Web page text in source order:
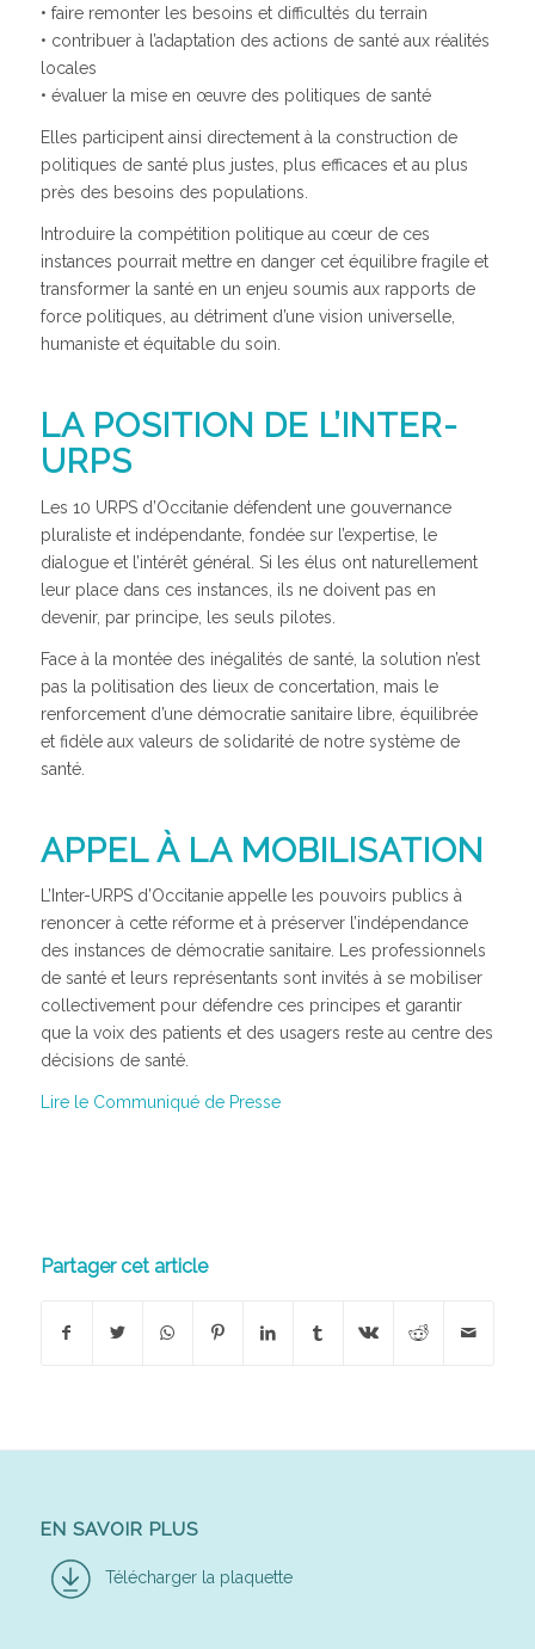
• faire remonter les besoins et difficultés du terrain
• contribuer à l’adaptation des actions de santé aux réalités
locales
• évaluer la mise en œuvre des politiques de santé
Elles participent ainsi directement à la construction de
politiques de santé plus justes, plus efficaces et au plus
près des besoins des populations.
Introduire la compétition politique au cœur de ces
instances pourrait mettre en danger cet équilibre fragile et
transformer la santé en un enjeu soumis aux rapports de
force politiques, au détriment d’une vision universelle,
humaniste et équitable du soin.
LA POSITION DE L’INTER-
URPS
Les 10 URPS d’Occitanie défendent une gouvernance
pluraliste et indépendante, fondée sur l’expertise, le
dialogue et l’intérêt général. Si les élus ont naturellement
leur place dans ces instances, ils ne doivent pas en
devenir, par principe, les seuls pilotes.
Face à la montée des inégalités de santé, la solution n’est
pas la politisation des lieux de concertation, mais le
renforcement d’une démocratie sanitaire libre, équilibrée
et fidèle aux valeurs de solidarité de notre système de
santé.
APPEL À LA MOBILISATION
L’Inter-URPS d’Occitanie appelle les pouvoirs publics à
renoncer à cette réforme et à préserver l’indépendance
des instances de démocratie sanitaire. Les professionnels
de santé et leurs représentants sont invités à se mobiliser
collectivement pour défendre ces principes et garantir
que la voix des patients et des usagers reste au centre des
décisions de santé.
Lire le Communiqué de Presse
Partager cet article
EN SAVOIR PLUS
Télécharger la plaquette